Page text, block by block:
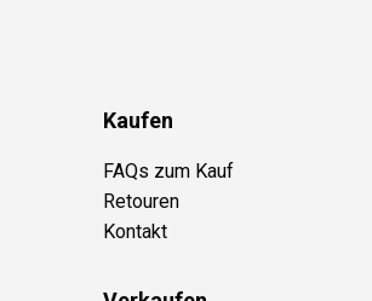
Kaufen
FAQs zum Kauf
Retouren
Kontakt